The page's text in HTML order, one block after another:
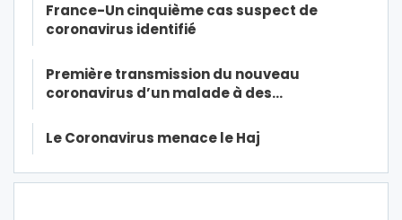
France-Un cinquième cas suspect de
coronavirus identifié
Première transmission du nouveau
coronavirus d’un malade à des…
Le Coronavirus menace le Haj